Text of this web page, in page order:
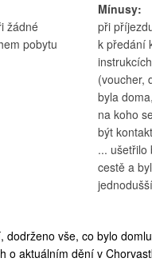
žádné
pobytu
Mínusy:
při
k předání
(voucher,
byla
na koho
být
... ušetřilo
cestě a
vše, co bylo
o aktuálním dění v